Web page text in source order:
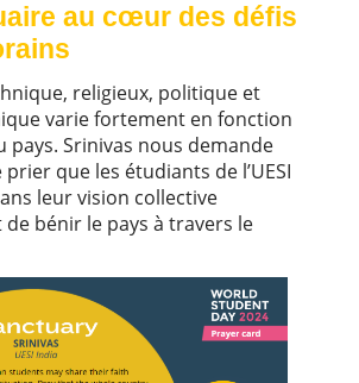
au cœur des défis
religieux, politique et
varie fortement en fonction
pays. Srinivas nous demande
que les étudiants de l’UESI
leur vision collective
de bénir le pays à travers le